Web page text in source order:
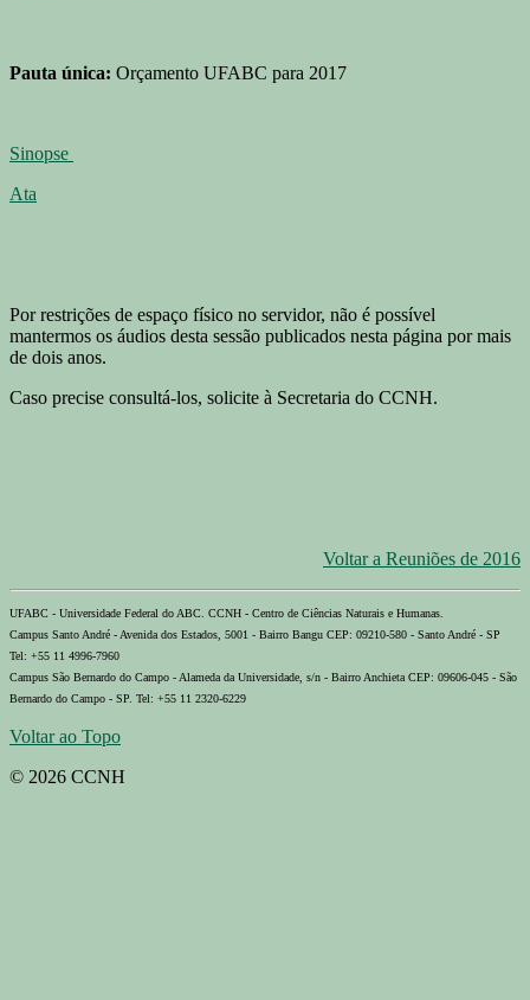
Pauta única: Orçamento UFABC para 2017
Sinopse
Ata
Por restrições de espaço físico no servidor, não é possível
mantermos os áudios desta sessão publicados nesta página por mais
de dois anos.
Caso precise consultá-los, solicite à Secretaria do CCNH.
Voltar a Reuniões de 2016
UFABC - Universidade Federal do ABC. CCNH - Centro de Ciências Naturais e Humanas.
Campus Santo André - Avenida dos Estados, 5001 - Bairro Bangu CEP: 09210-580 - Santo André - SP
Tel: +55 11 4996-7960
Campus São Bernardo do Campo - Alameda da Universidade, s/n - Bairro Anchieta CEP: 09606-045 - São
Bernardo do Campo - SP. Tel: +55 11 2320-6229
Voltar ao Topo
© 2026 CCNH